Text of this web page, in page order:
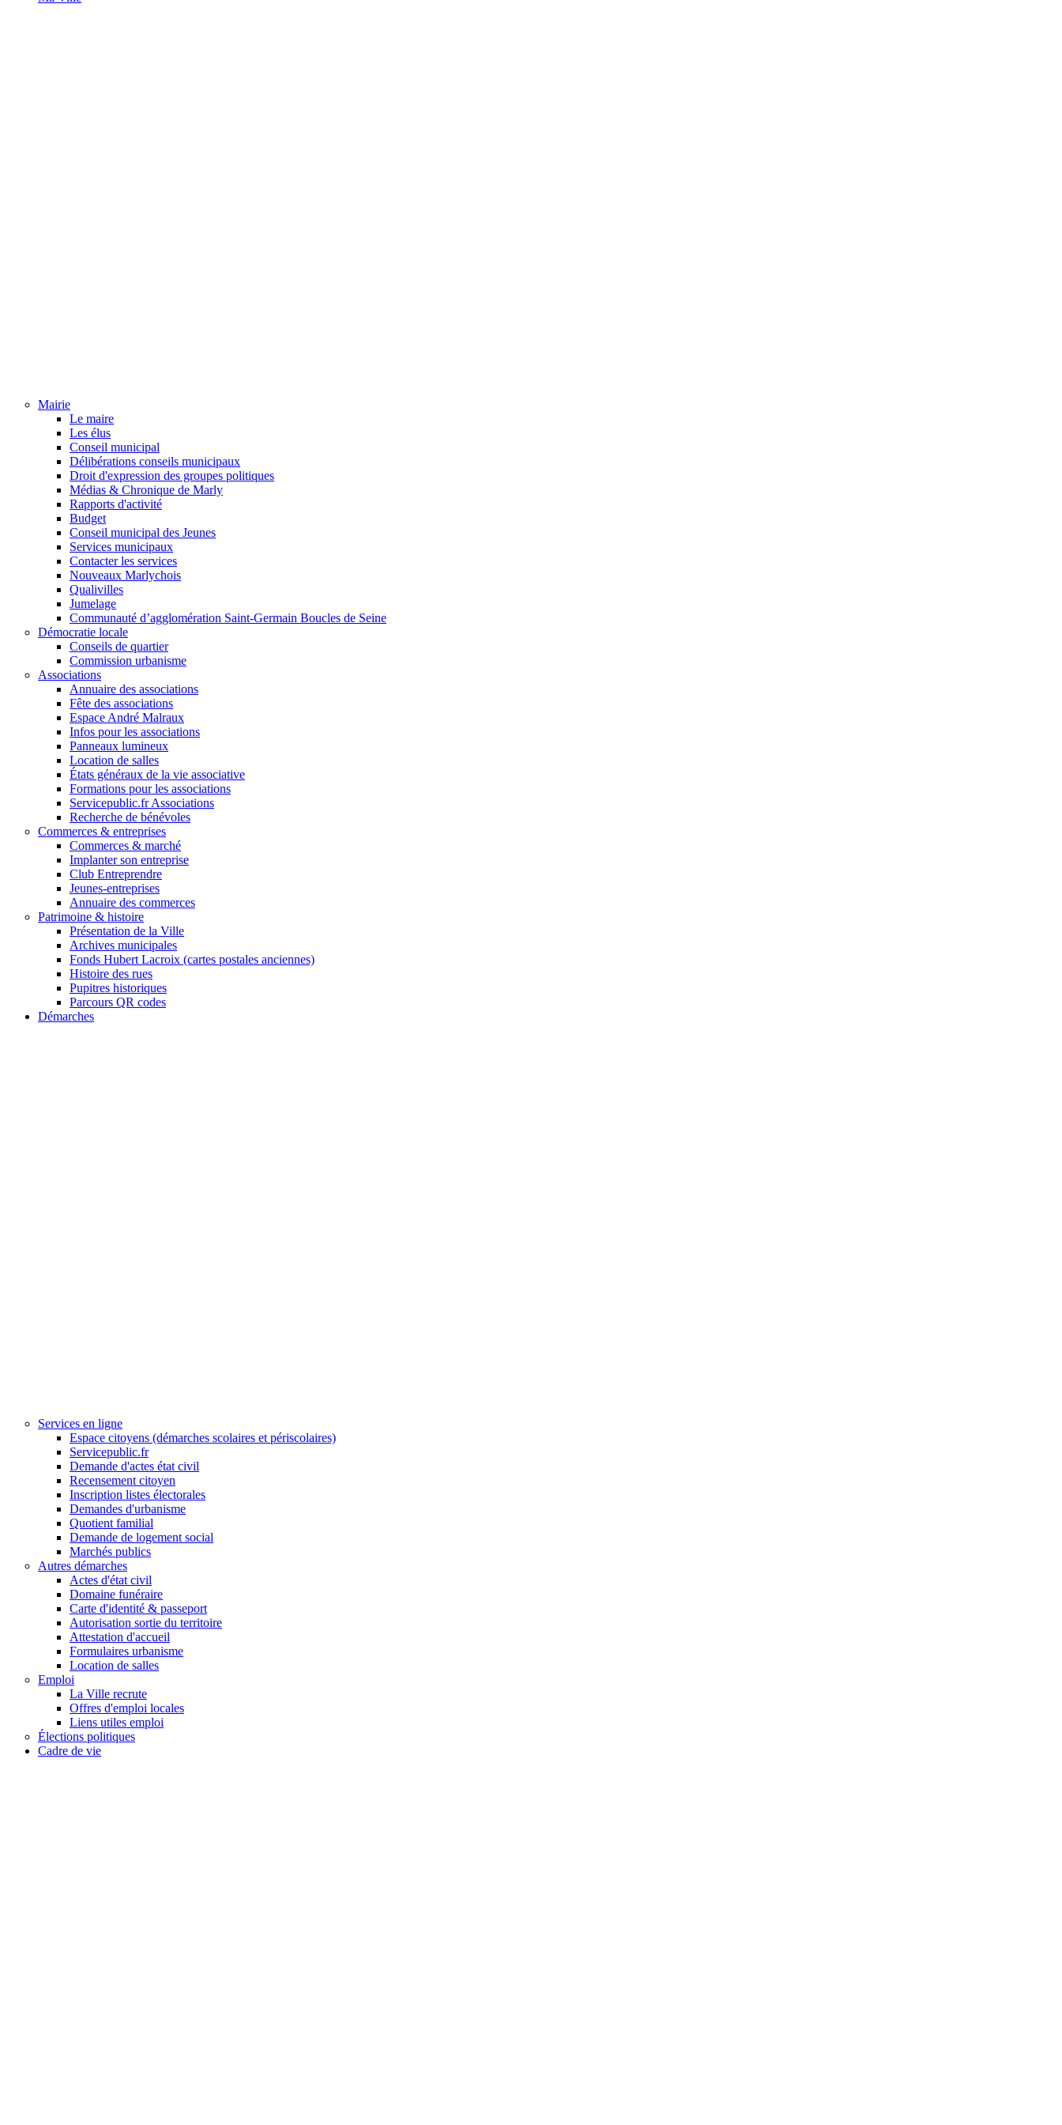
Mairie
Le maire
Les élus
Conseil municipal
Délibérations conseils municipaux
Droit d'expression des groupes politiques
Médias & Chronique de Marly
Rapports d'activité
Budget
Conseil municipal des Jeunes
Services municipaux
Contacter les services
Nouveaux Marlychois
Qualivilles
Jumelage
Communauté d’agglomération Saint-Germain Boucles de Seine
Démocratie locale
Conseils de quartier
Commission urbanisme
Associations
Annuaire des associations
Fête des associations
Espace André Malraux
Infos pour les associations
Panneaux lumineux
Location de salles
États généraux de la vie associative
Formations pour les associations
Servicepublic.fr Associations
Recherche de bénévoles
Commerces & entreprises
Commerces & marché
Implanter son entreprise
Club Entreprendre
Jeunes-entreprises
Annuaire des commerces
Patrimoine & histoire
Présentation de la Ville
Archives municipales
Fonds Hubert Lacroix (cartes postales anciennes)
Histoire des rues
Pupitres historiques
Parcours QR codes
Démarches
Services en ligne
Espace citoyens (démarches scolaires et périscolaires)
Servicepublic.fr
Demande d'actes état civil
Recensement citoyen
Inscription listes électorales
Demandes d'urbanisme
Quotient familial
Demande de logement social
Marchés publics
Autres démarches
Actes d'état civil
Domaine funéraire
Carte d'identité & passeport
Autorisation sortie du territoire
Attestation d'accueil
Formulaires urbanisme
Location de salles
Emploi
La Ville recrute
Offres d'emploi locales
Liens utiles emploi
Élections politiques
Cadre de vie